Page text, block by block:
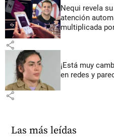
Nequi revela
atención
multiplicada
share
¡Está muy
en redes y
share
Las más leídas